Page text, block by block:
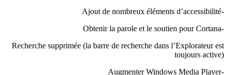
-Ajout de nombreux éléments d’accessibilité
-Obtenir la parole et le soutien pour Cortana
Recherche supprimée (la barre de recherche dans l’Explorateur est
toujours active)
-Augmenter Windows Media Player